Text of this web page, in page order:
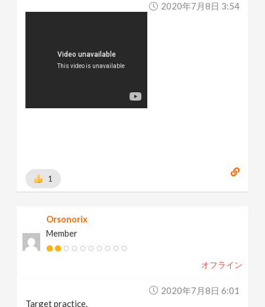
2020年7月8日 3:54
1
Orsonorix
Member
オフライン
2020年7月8日 6:01
Target practice.